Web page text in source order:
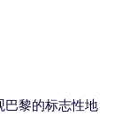
巴黎的标志性地